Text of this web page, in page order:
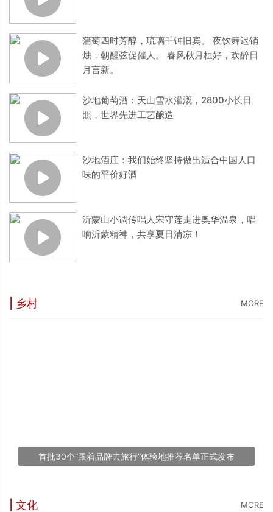
蒲萄四时芳醇，琉璃千钟旧宾。 夜饮舞迟销
烛，朝醒弦促催人。 春风秋月桓好，欢醉日
月言新。
沙地葡萄酒：天山雪水灌溉，2800小长日
照，世界先进工艺酿造
沙地酒庄：我们始终坚持做出适合中国人口
味的平价好酒
沂蒙山小调传唱人宋守莲走进奥华温泉，唱
响沂蒙精神，共享夏日清凉！
| 乡村 MORE
首批30个“跟着品牌去旅行”体验地推荐名单正式发布
| 文化 MORE